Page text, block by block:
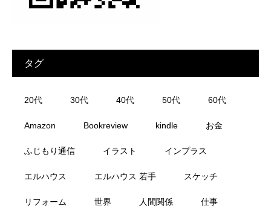
タグ
20代 30代 40代 50代 60代
Amazon Bookreview kindle お金
ふじもり通信 イラスト インプラス
エルハウス エルハウス 若手 スケッチ
リフォーム 世界 人間関係 仕事